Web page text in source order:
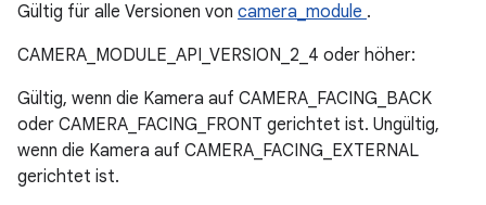
Gültig für alle Versionen von camera_module .
CAMERA_MODULE_API_VERSION_2_4 oder höher:
Gültig, wenn die Kamera auf CAMERA_FACING_BACK
oder CAMERA_FACING_FRONT gerichtet ist. Ungültig,
wenn die Kamera auf CAMERA_FACING_EXTERNAL
gerichtet ist.